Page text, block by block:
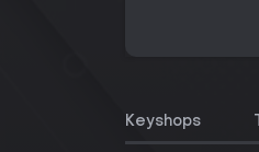
Keyshops